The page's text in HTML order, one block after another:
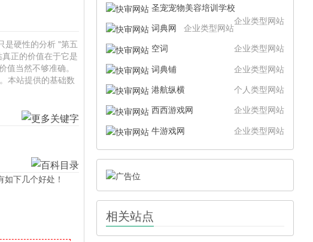
是硬性的分析 "第五
正的价值在于它是
当然不够准确。
本站提供的基础数
下几个好处！
圣宠宠物美容培训学校
企业类型网站
词典网
企业类型网站
空词
企业类型网站
词典铺
企业类型网站
港航纵横
个人类型网站
西西游戏网
企业类型网站
牛游戏网
企业类型网站
相关站点